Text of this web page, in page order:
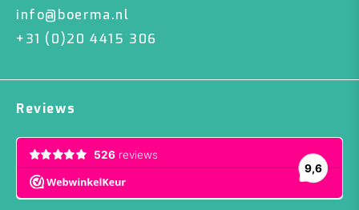
info@boerma.nl
+31 (0)20 4415 306
Reviews